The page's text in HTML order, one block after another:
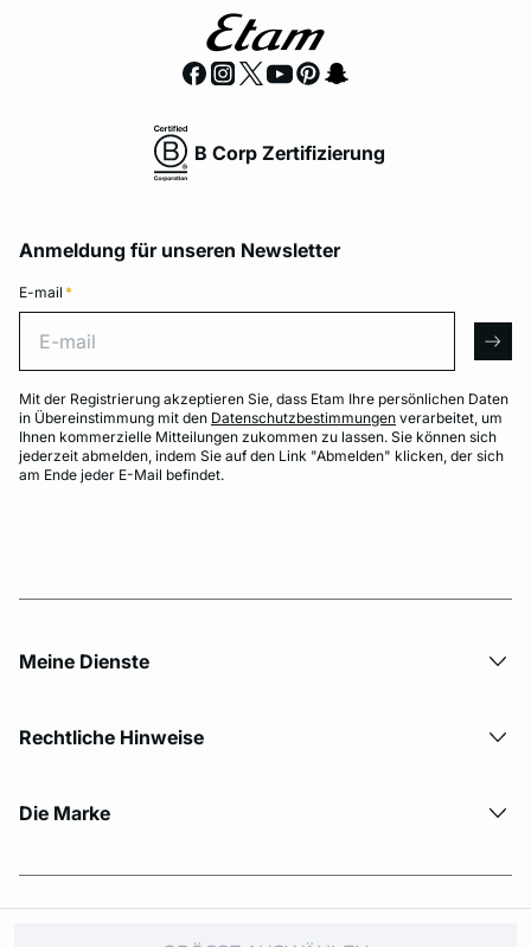
B Corp Zertifizierung
Anmeldung für unseren Newsletter
E-mail *
Mit der Registrierung akzeptieren Sie, dass Etam Ihre persönlichen Daten
in Übereinstimmung mit den Datenschutzbestimmungen verarbeitet, um
Ihnen kommerzielle Mitteilungen zukommen zu lassen. Sie können sich
jederzeit abmelden, indem Sie auf den Link "Abmelden" klicken, der sich
am Ende jeder E-Mail befindet.
Meine Dienste
Rechtliche Hinweise
Die Marke